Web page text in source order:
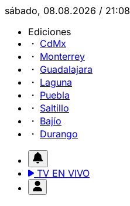
sábado, 08.08.2026 / 21:08
Ediciones
CdMx
Monterrey
Guadalajara
Laguna
Puebla
Saltillo
Bajío
Durango
TV EN VIVO